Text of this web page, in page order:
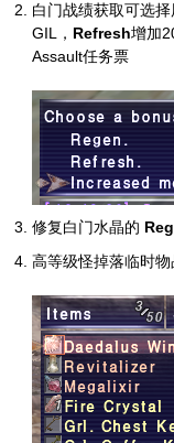
白门战绩获取可选
GIL， Refresh增加
Assault任务票
修复白门水晶的
高等级怪掉落临时物